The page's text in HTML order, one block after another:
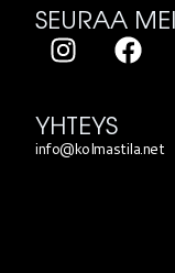
SEURAA
YHTEYS
info@kolmastila.net